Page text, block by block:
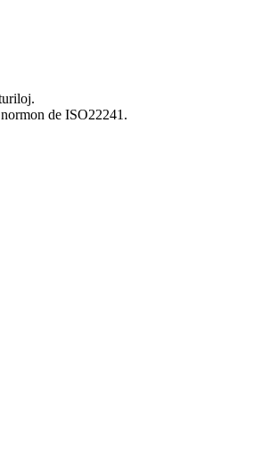
de ISO22241.